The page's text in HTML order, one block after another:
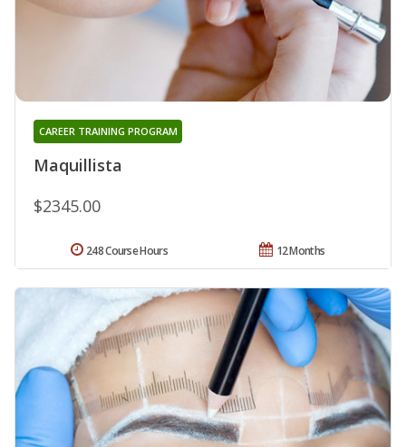
Maquillista
CAREER TRAINING PROGRAM
$2345.00
12 Months
248 Course Hours